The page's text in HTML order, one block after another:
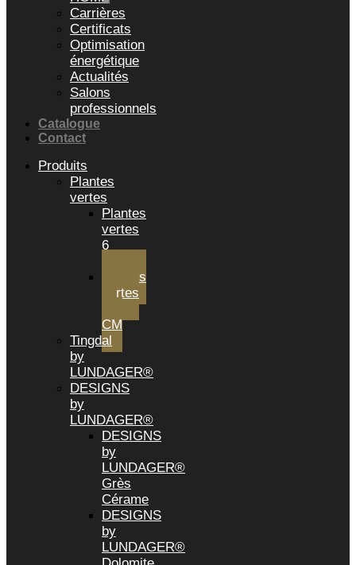
Carrières
Certificats
Optimisation
énergétique
Actualités
Salons
professionnels
Catalogue
Contact
Produits
Plantes
vertes
Plantes
vertes
6
Plantes
vertes
CM
Tingdal
by
LUNDAGER®
DESIGNS
by
LUNDAGER®
DESIGNS
by
LUNDAGER®
Grès
Cérame
DESIGNS
by
LUNDAGER®